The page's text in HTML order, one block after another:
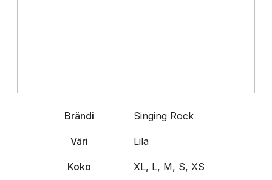
Brändi Singing Rock
Väri Lila
Koko XL, L, M, S, XS